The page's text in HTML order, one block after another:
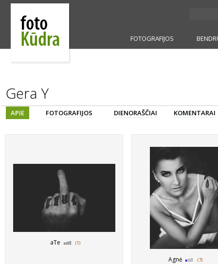
FOTOGRAFIJOS
Gera Y
APIE FOTOGRAFIJOS DIENORAŠČIAI KOMENTARAI
aTe (1)
Agnė (7)